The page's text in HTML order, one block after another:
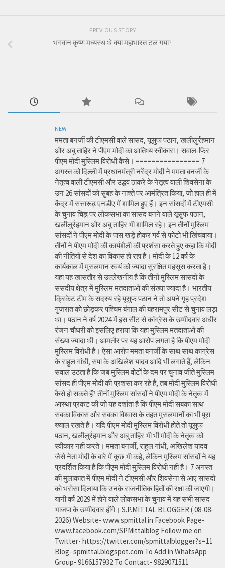
PREVIOUS STORY
भगवान कृष्ण मध्यस्थ थे क्या महाभारत टल गया?
NEW
ममता बनर्जी की टीएमसी वाले सांसद, यूसुफ पठान, खलीलुर्रहमान
और अबु ताहिर ने पीएम मोदी का आतिथ्य स्वीकारा। सवाल-फिर
पीएम मोदी मुस्लिम विरोधी कैसे। ================ 7
अगस्त को दिल्ली में प्रधानमंत्री नरेंद्र मोदी ने ममता बनर्जी के
नेतृत्व वाली टीएमसी और उद्धव ठाकरे के नेतृत्व वाली शिवसेना के
उन 26 सांसदों को सुबह के नाश्ते पर आमंत्रित किया, जो हाल ही में
केंद्र में सत्तारूढ़ एनडीए में शामिल हुए हैं। इन सांसदों में टीएमसी
के चुनाव चिह्न पर लोकसभा का सांसद बनने वाले यूसुफ पठान,
खलीलुर्रहमान और अबु ताहिर भी शामिल रहे। इन तीनों मुस्लिम
सांसदों ने पीएम मोदी के पास खड़े होकर गर्व से फोटो भी खिंचवाया।
तीनों ने पीएम मोदी की कार्यशैली की प्रशंसा करते हुए कहा कि मोदी
की नीतियों से देश का विकास हो रहा है। मोदी के 12 वर्ष के
कार्यकाल में मुसलमान स्वयं को ज्यादा सुरक्षित महसूस करता है।
यहां यह खासतौर से उल्लेखनीय है कि तीनों मुस्लिम सांसदों के
संसदीय क्षेत्र में मुस्लिम मतदाताओं की संख्या ज्यादा है। भारतीय
क्रिकेट टीम के सदस्य रहे यूसुफ पठान ने तो अपने गृह प्रदेश
गुजरात को छोड़कर पश्चिम बंगाल की बहरामपुर सीट से चुनाव लड़ा
था। पठान ने वर्ष 2024 में इस सीट से कांग्रेस के उम्मीदवार अधीर
रंजन चौधरी को इसलिए हराया कि यहां मुस्लिम मतदाताओं की
संख्या ज्यादा थी। आमतौर पर यह आरोप लगता है कि पीएम मोदी
मुस्लिम विरोधी है। ऐसा आरोप ममता बनर्जी के साथ साथ कांग्रेस
के राहुल गांधी, सपा के अखिलेश यादव आदि भी लगाते हैं, लेकिन
सवाल उठता है कि जब मुस्लिम वोटों के दम पर चुनाव जीते मुस्लिम
सांसद ही पीएम मोदी की प्रशंसा कर रहे हैं, तब मोदी मुस्लिम विरोधी
कैसे हो सकते हैं? तीनों मुस्लिम सांसदों ने पीएम मोदी के नेतृत्व में
आस्था प्रकट की जो यह दर्शाता है कि पीएम मोदी सबका साथ
सबका विकास और सबका विश्वास के तहत मुसलमानों का भी पूरा
ख्याल रखते हैं। यदि पीएम मोदी मुस्लिम विरोधी होते तो यूसुफ
पठान, खलीलुर्रहमान और अबु ताहिर भी भी मोदी के नेतृत्व को
स्वीकार नहीं करते। ममता बनर्जी, राहुल गांधी, अखिलेश यादव
जैसे नेता मोदी के बारे में कुछ भी कहे, लेकिन मुस्लिम सांसदों ने यह
प्रदर्शित किया है कि पीएम मोदी मुस्लिम विरोधी नहीं है। 7 अगस्त
की मुलाकात में पीएम मोदी ने टीएमसी और शिवसेना से आए सांसदों
को भरोसा दिलाया कि उनके राजनीतिक हितों की रक्षा की जाएगी।
यानी वर्ष 2029 में होने वाले लोकसभा के चुनाव में यह सभी सांसद
भाजपा के उम्मीदवार होंगे। S.P.MITTAL BLOGGER ( 08-08-
2026) Website- www.spmittal.in Facebook Page-
www.facebook.com/SPMittalblog Follow me on
Twitter- https://twitter.com/spmittalblogger?s=11
Blog- spmittal.blogspot.com To Add in WhatsApp
Group- 9166157932 To Contact- 9829071511